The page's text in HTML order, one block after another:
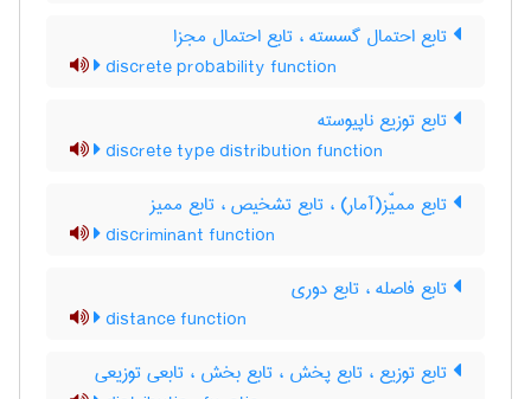
تابع احتمال گسسته ، تابع احتمال مجزا
discrete probability function
تابع توزیع ناپیوسته
discrete type distribution function
تابع ممیّز(آمار) ، تابع تشخیص ، تابع ممیز
discriminant function
تابع فاصله ، تابع دوری
distance function
تابع توزیع ، تابع پخش ، تابع بخش ، تابعی توزیعی